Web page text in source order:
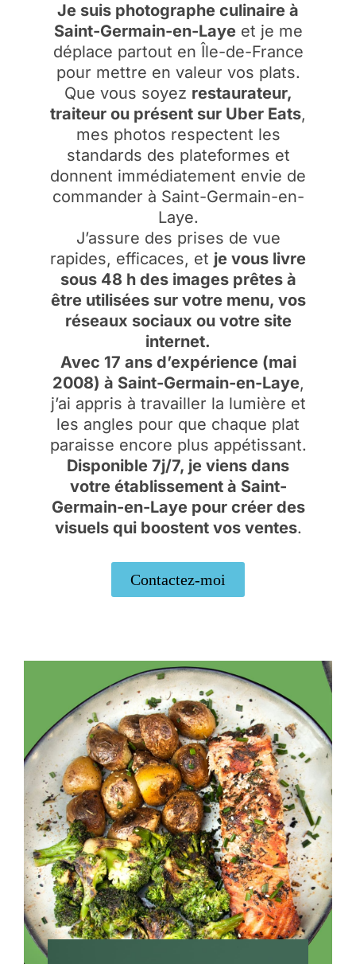
Je suis photographe culinaire à
Saint-Germain-en-Layeet je me
déplace partout en Île-de-France
pour mettre en valeur vos plats.
Que vous soyez restaurateur,
traiteur ou présent sur Uber Eats,
mes photos respectent les
standards des plateformes et
donnent immédiatement envie de
commander à Saint-Germain-en-
Laye.
J’assure des prises de vue
rapides, efficaces, et je vous livre
sous 48 h des images prêtes à
être utilisées sur votre menu, vos
réseaux sociaux ou votre site
internet.
Avec 17 ans d’expérience (mai
2008) à Saint-Germain-en-Laye,
j’ai appris à travailler la lumière et
les angles pour que chaque plat
paraisse encore plus appétissant.
Disponible 7j/7, je viens dans
votre établissement à Saint-
Germain-en-Laye pour créer des
visuels qui boostent vos ventes.
Contactez-moi